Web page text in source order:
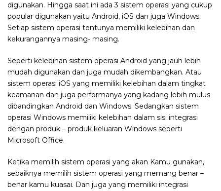
digunakan. Hingga saat ini ada 3 sistem operasi yang cukup
popular digunakan yaitu Android, iOS dan juga Windows.
Setiap sistem operasi tentunya memiliki kelebihan dan
kekurangannya masing- masing.
Seperti kelebihan sistem operasi Android yang jauh lebih
mudah digunakan dan juga mudah dikembangkan. Atau
sistem operasi iOS yang memiliki kelebihan dalam tingkat
keamanan dan juga performanya yang kadang lebih mulus
dibandingkan Android dan Windows. Sedangkan sistem
operasi Windows memiliki kelebihan dalam sisi integrasi
dengan produk – produk keluaran Windows seperti
Microsoft Office.
Ketika memilih sistem operasi yang akan Kamu gunakan,
sebaiknya memilih sistem operasi yang memang benar –
benar kamu kuasai. Dan juga yang memiliki integrasi